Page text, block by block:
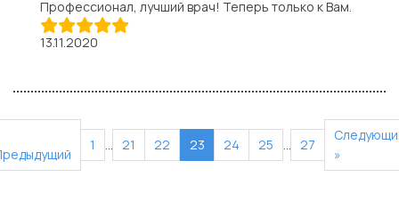
Профессионал, лучший врач! Теперь только к Вам.
13.11.2020
1 … 21 22 23 24 25 … 27
»